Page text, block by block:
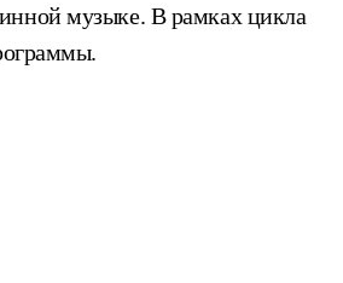
музыке. В рамках цикла